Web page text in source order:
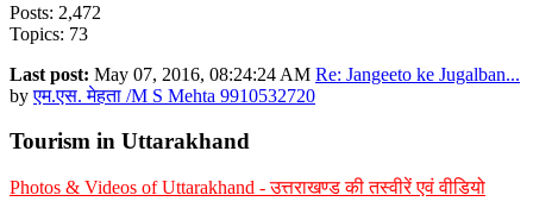
Posts: 2,472
Topics: 73
Last post: May 07, 2016, 08:24:24 AM Re: Jangeeto ke Jugalban...
byएम.एस. मेहता /M S Mehta 9910532720
Tourism in Uttarakhand
Photos & Videos of Uttarakhand - उत्तराखण्ड की तस्वीरें एवं वीडियो